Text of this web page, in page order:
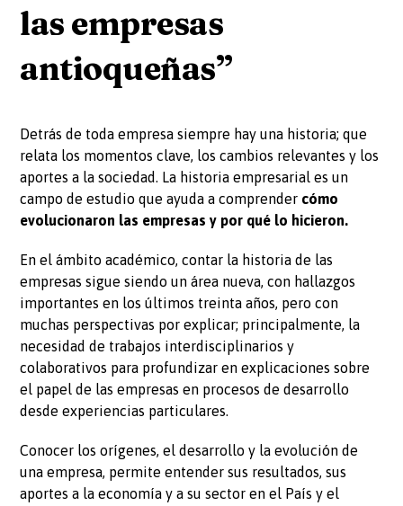
las empresas
antioqueñas”
Detrás de toda empresa siempre hay una historia; que
relata los momentos clave, los cambios relevantes y los
aportes a la sociedad. La historia empresarial es un
campo de estudio que ayuda a comprender cómo
evolucionaron las empresas y por qué lo hicieron.
En el ámbito académico, contar la historia de las
empresas sigue siendo un área nueva, con hallazgos
importantes en los últimos treinta años, pero con
muchas perspectivas por explicar; principalmente, la
necesidad de trabajos interdisciplinarios y
colaborativos para profundizar en explicaciones sobre
el papel de las empresas en procesos de desarrollo
desde experiencias particulares.
Conocer los orígenes, el desarrollo y la evolución de
una empresa, permite entender sus resultados, sus
aportes a la economía y a su sector en el País y el